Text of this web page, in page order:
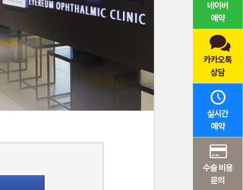
네이버
예약
카카오톡
상담
실시간
예약
수술 비용
문의